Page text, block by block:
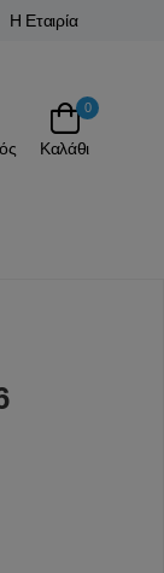
Η Εταιρία
0
Καλάθι